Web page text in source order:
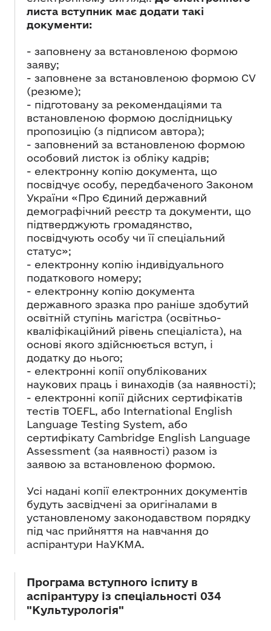
листа вступник має додати такі
документи:
- заповнену за встановленою формою
заяву;
- заповнене за встановленою формою СV
(резюме);
- підготовану за рекомендаціями та
встановленою формою дослідницьку
пропозицію (з підписом автора);
- заповнений за встановленою формою
особовий листок із обліку кадрів;
- електронну копію документа, що
посвідчує особу, передбаченого Законом
України «Про Єдиний державний
демографічний реєстр та документи, що
підтверджують громадянство,
посвідчують особу чи її спеціальний
статус»;
- електронну копію індивідуального
податкового номеру;
- електронну копію документа
державного зразка про раніше здобутий
освітній ступінь магістра (освітньо-
кваліфікаційний рівень спеціаліста), на
основі якого здійснюється вступ, і
додатку до нього;
- електронні копії опублікованих
наукових праць і винаходів (за наявності);
- електронні копії дійсних сертифікатів
тестів TOEFL, або International English
Language Testing System, або
сертифікату Cambridge English Language
Assessment (за наявності) разом із
заявою за встановленою формою.
Усі надані копії електронних документів
будуть засвідчені за оригіналами в
установленому законодавством порядку
під час прийняття на навчання до
аспірантури НаУКМА.
Програма вступного іспиту в
аспірантуру із спеціальності 034
"Культурологія"